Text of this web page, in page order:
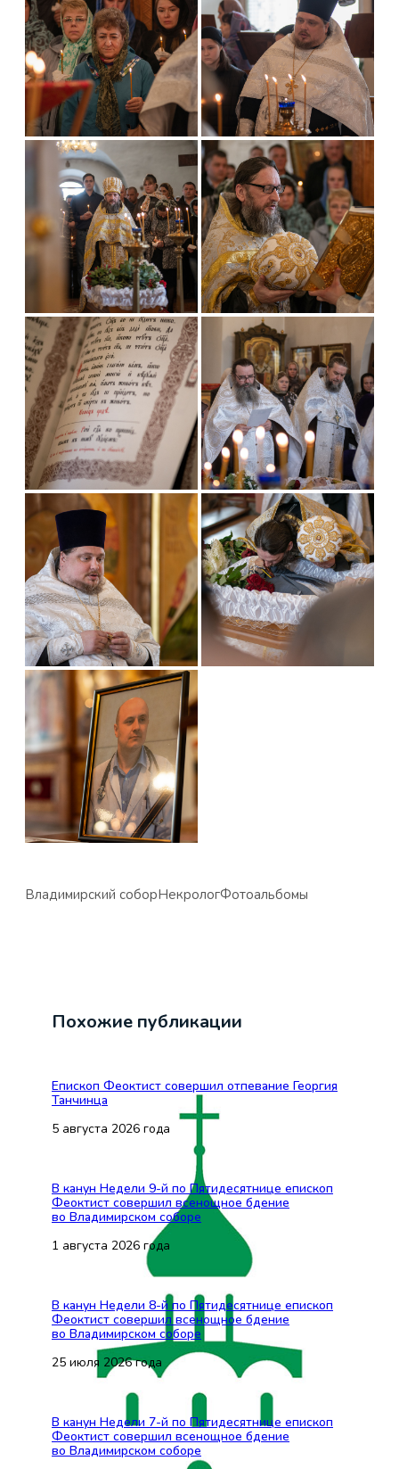
Владимирский соборНекрологФотоальбомы
Похожие публикации
Епископ Феоктист совершил отпевание Георгия
Танчинца
5 августа 2026 года
В канун Недели 9-й по Пятидесятнице епископ
Феоктист совершил всенощное бдение
во Владимирском соборе
1 августа 2026 года
В канун Недели 8-й по Пятидесятнице епископ
Феоктист совершил всенощное бдение
во Владимирском соборе
25 июля 2026 года
В канун Недели 7-й по Пятидесятнице епископ
Феоктист совершил всенощное бдение
во Владимирском соборе